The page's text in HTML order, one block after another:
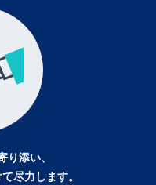
添い、
尽力します。